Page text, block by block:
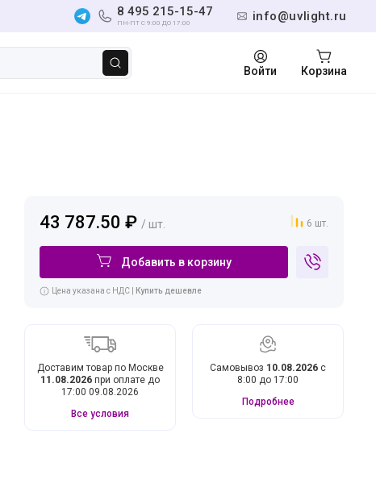
info@uvlight.ru
8 495 215-15-47
ПН-ПТ С 9:00 ДО 17:00
Войти Корзина
6 шт.
43 787.50 ₽ / шт.
Добавить в корзину
Цена указана с НДС | Купить дешевле
Доставим товар по Москве
11.08.2026 при оплате до
17:00 09.08.2026
Все условия
Самовывоз 10.08.2026 с
8:00 до 17:00
Подробнее